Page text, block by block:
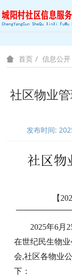
首页 信息公开
社区物业
发布时间:
【
2025年6月
在世纪民生物
会,社区各物业
下：